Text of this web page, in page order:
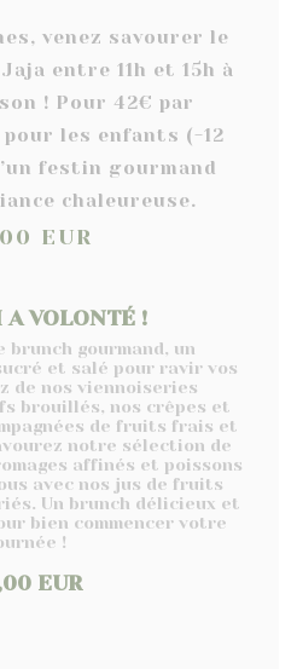
venez savourer le
entre 11h et 15h à
! Pour 42€ par
les enfants (-12
festin gourmand
chaleureuse.
EUR
A VOLONTÉ !
brunch gourmand, un
et salé pour ravir vos
de nos viennoiseries
brouillés, nos crêpes et
de fruits frais et
notre sélection de
affinés et poissons
avec nos jus de fruits
Un brunch délicieux et
bien commencer votre
!
EUR